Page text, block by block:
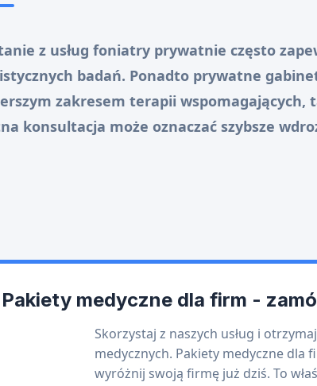
z usług foniatry prywatnie często
badań. Ponadto prywatne
zakresem terapii wspomagających,
konsultacja może oznaczać szybsze
Pakiety medyczne dla firm -
Skorzystaj z naszych usług i
medycznych. Pakiety medyczne
wyróżnij swoją firmę już dziś. To